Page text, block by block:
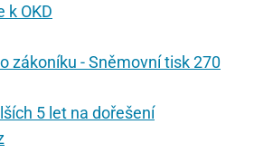
k OKD
zákoníku - Sněmovní tisk 270
5 let na dořešení